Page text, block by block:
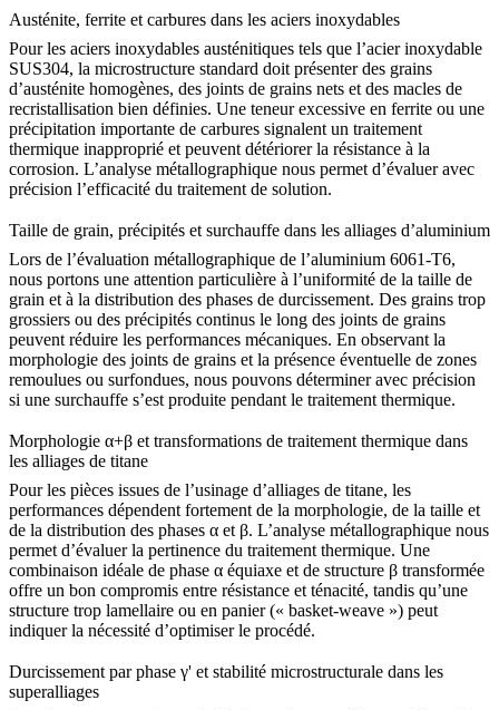
Austénite, ferrite et carbures dans les aciers inoxydables
Pour les aciers inoxydables austénitiques tels que l’acier inoxydable
SUS304, la microstructure standard doit présenter des grains
d’austénite homogènes, des joints de grains nets et des macles de
recristallisation bien définies. Une teneur excessive en ferrite ou une
précipitation importante de carbures signalent un traitement
thermique inapproprié et peuvent détériorer la résistance à la
corrosion. L’analyse métallographique nous permet d’évaluer avec
précision l’efficacité du traitement de solution.
Taille de grain, précipités et surchauffe dans les alliages d’aluminium
Lors de l’évaluation métallographique de l’aluminium 6061-T6,
nous portons une attention particulière à l’uniformité de la taille de
grain et à la distribution des phases de durcissement. Des grains trop
grossiers ou des précipités continus le long des joints de grains
peuvent réduire les performances mécaniques. En observant la
morphologie des joints de grains et la présence éventuelle de zones
remoulues ou surfondues, nous pouvons déterminer avec précision
si une surchauffe s’est produite pendant le traitement thermique.
Morphologie α+β et transformations de traitement thermique dans
les alliages de titane
Pour les pièces issues de l’usinage d’alliages de titane, les
performances dépendent fortement de la morphologie, de la taille et
de la distribution des phases α et β. L’analyse métallographique nous
permet d’évaluer la pertinence du traitement thermique. Une
combinaison idéale de phase α équiaxe et de structure β transformée
offre un bon compromis entre résistance et ténacité, tandis qu’une
structure trop lamellaire ou en panier (« basket-weave ») peut
indiquer la nécessité d’optimiser le procédé.
Durcissement par phase γ' et stabilité microstructurale dans les
superalliages